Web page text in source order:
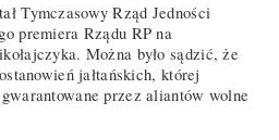
Tymczasowy Rząd Jedności
premiera Rządu RP na
Można było sądzić, że
jałtańskich, której
przez aliantów wolne